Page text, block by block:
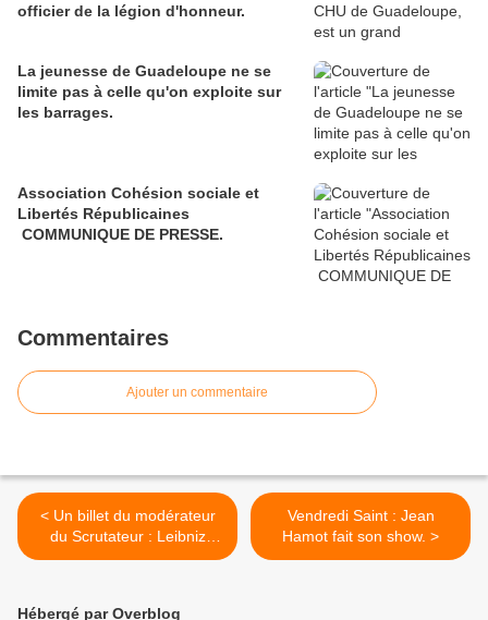
officier de la légion d'honneur.
La jeunesse de Guadeloupe ne se
limite pas à celle qu'on exploite sur
les barrages.
Association Cohésion sociale et
Libertés Républicaines
COMMUNIQUE DE PRESSE.
Commentaires
Ajouter un commentaire
< Un billet du modérateur
du Scrutateur : Leibniz
était-il un C...?
Vendredi Saint : Jean
Hamot fait son show. >
Hébergé par Overblog